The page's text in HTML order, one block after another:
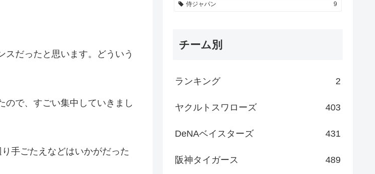
スだったと思います。どういう
ので、すごい集中していきまし
手ごたえなどはいかがだった
侍ジャパン 9
チーム別
ランキング 2
ヤクルトスワローズ 403
DeNAベイスターズ 431
阪神タイガース 489